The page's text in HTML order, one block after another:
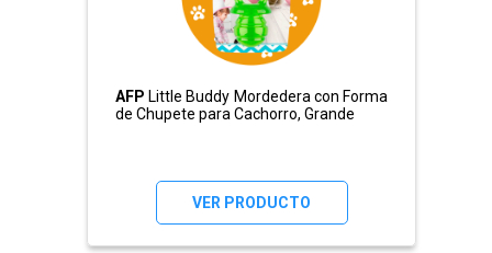
AFP Little Buddy Mordedera con Forma
de Chupete para Cachorro, Grande
VER PRODUCTO